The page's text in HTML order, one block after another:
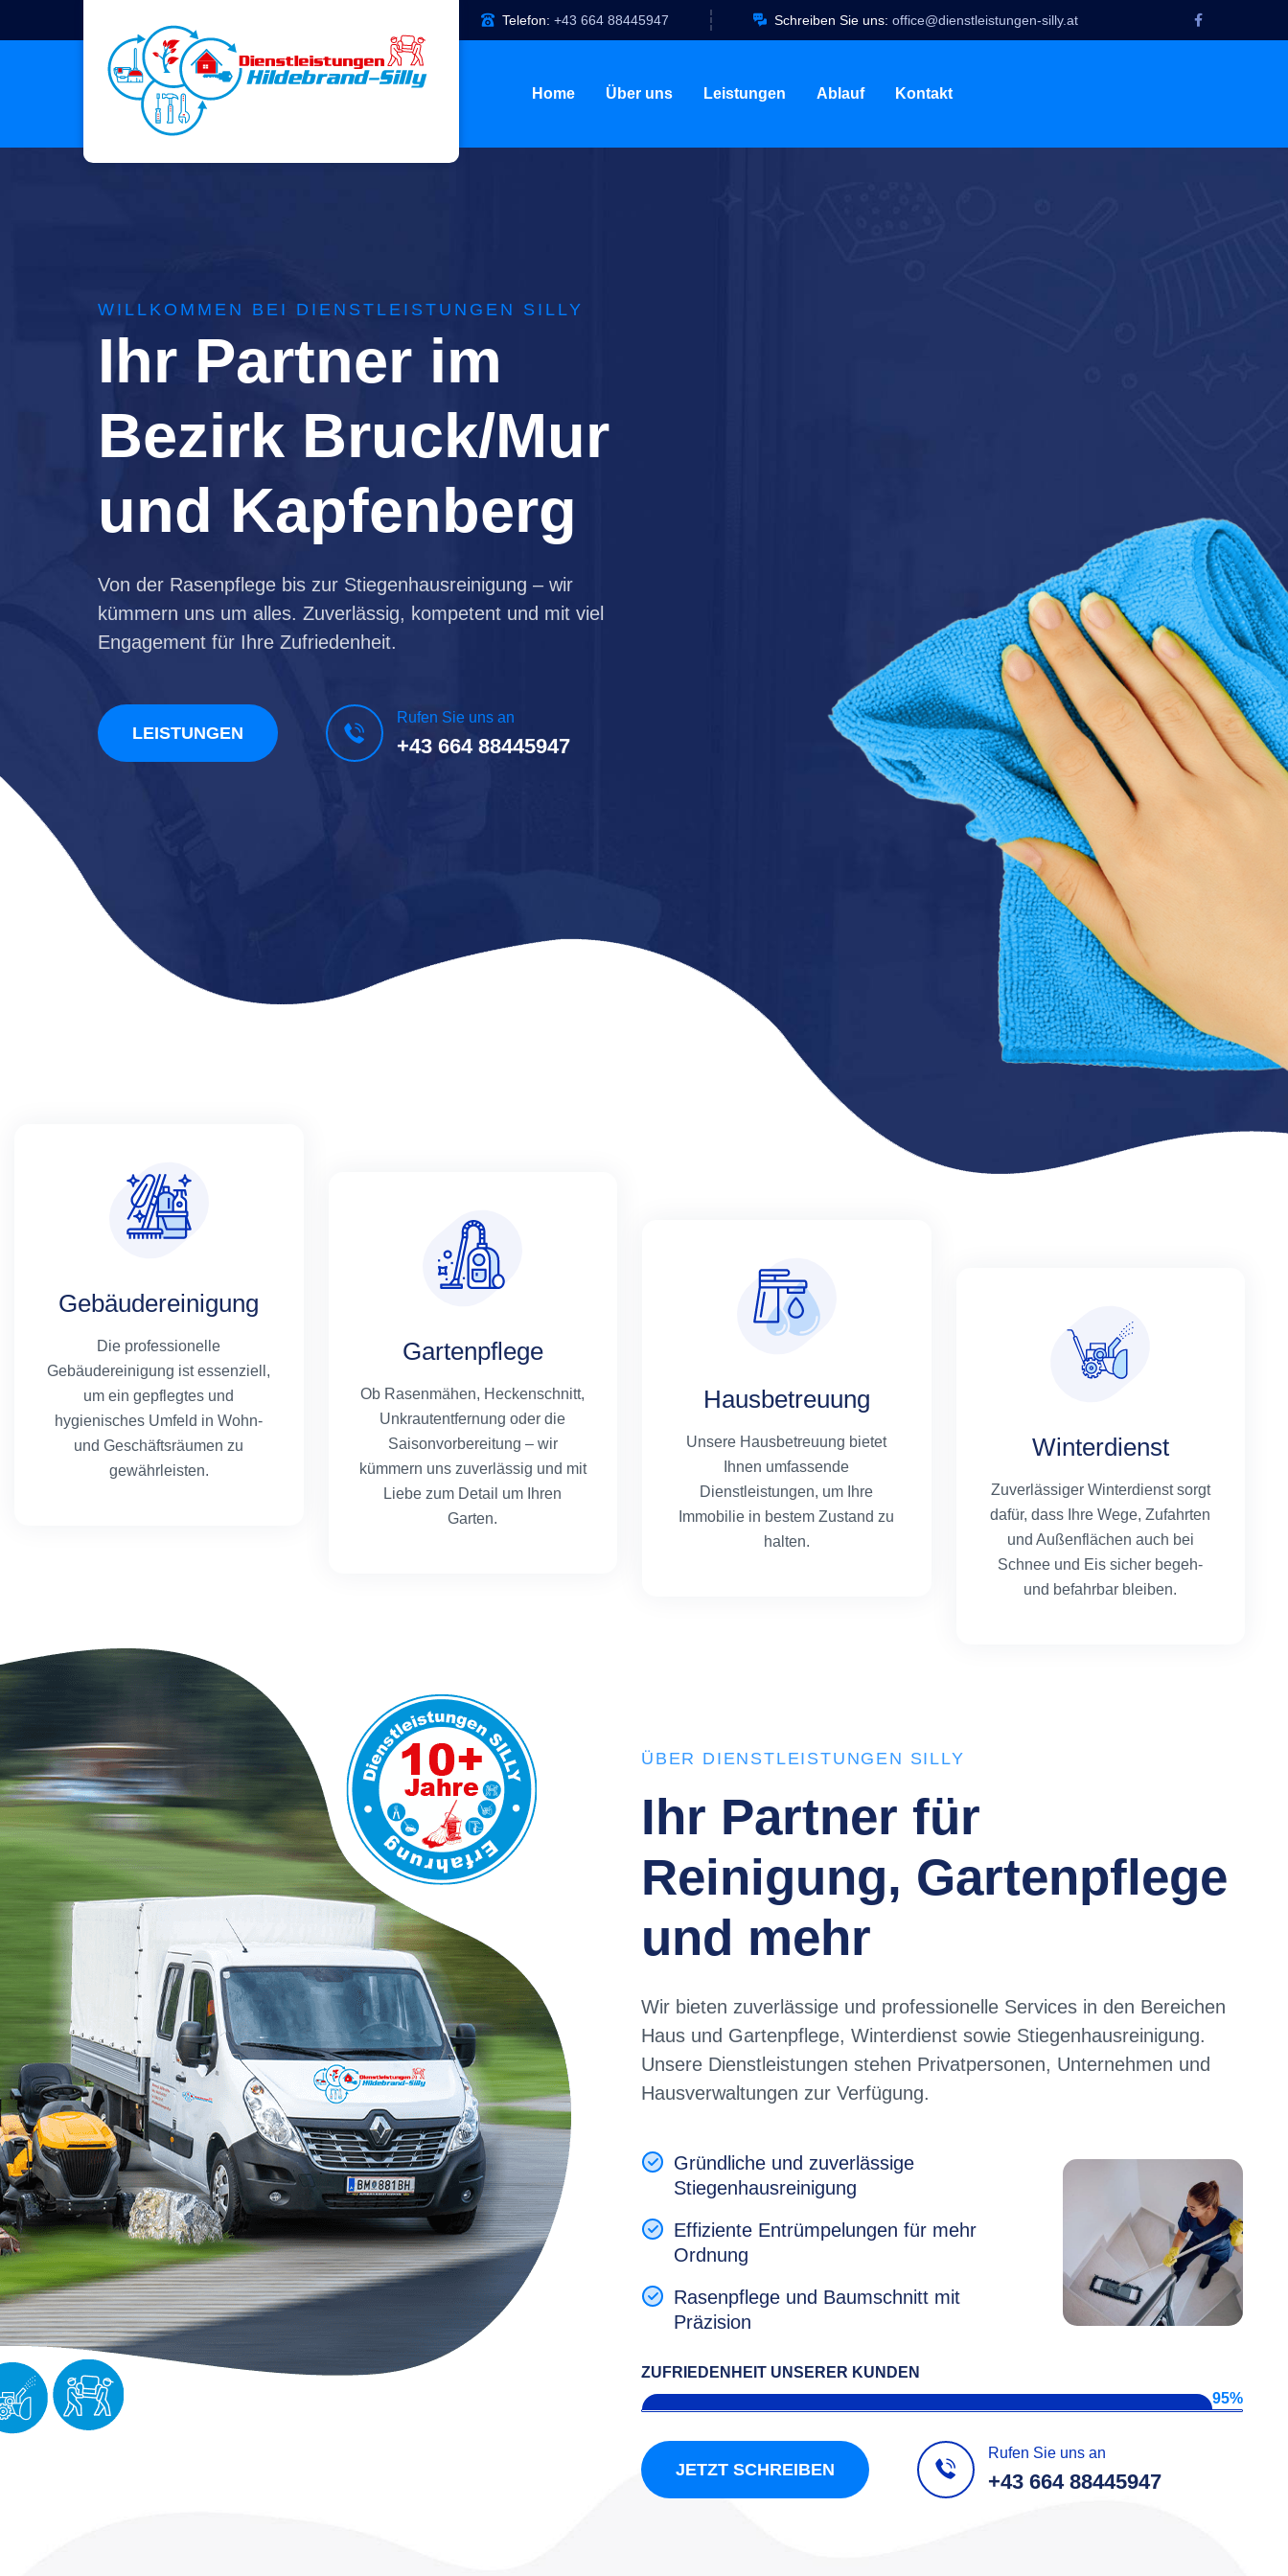
Telefon: +43 664 88445947 Schreiben Sie uns: office@dienstleistungen-silly.at
Home Über uns Leistungen Ablauf Kontakt
WILLKOMMEN BEI DIENSTLEISTUNGEN SILLY
Ihr Partner im
Bezirk Bruck/Mur
und Kapfenberg
Von der Rasenpflege bis zur Stiegenhausreinigung – wir
kümmern uns um alles. Zuverlässig, kompetent und mit viel
Engagement für Ihre Zufriedenheit.
LEISTUNGEN
Rufen Sie uns an
+43 664 88445947
Gebäudereinigung
Die professionelle
Gebäudereinigung ist essenziell,
um ein gepflegtes und
hygienisches Umfeld in Wohn-
und Geschäftsräumen zu
gewährleisten.
Gartenpflege
Ob Rasenmähen, Heckenschnitt,
Unkrautentfernung oder die
Saisonvorbereitung – wir
kümmern uns zuverlässig und mit
Liebe zum Detail um Ihren
Garten.
Hausbetreuung
Unsere Hausbetreuung bietet
Ihnen umfassende
Dienstleistungen, um Ihre
Immobilie in bestem Zustand zu
halten.
Winterdienst
Zuverlässiger Winterdienst sorgt
dafür, dass Ihre Wege, Zufahrten
und Außenflächen auch bei
Schnee und Eis sicher begeh-
und befahrbar bleiben.
ÜBER DIENSTLEISTUNGEN SILLY
Ihr Partner für
Reinigung, Gartenpflege
und mehr
Wir bieten zuverlässige und professionelle Services in den Bereichen
Haus und Gartenpflege, Winterdienst sowie Stiegenhausreinigung.
Unsere Dienstleistungen stehen Privatpersonen, Unternehmen und
Hausverwaltungen zur Verfügung.
Gründliche und zuverlässige
Stiegenhausreinigung
Effiziente Entrümpelungen für mehr
Ordnung
Rasenpflege und Baumschnitt mit
Präzision
ZUFRIEDENHEIT UNSERER KUNDEN
95%
JETZT SCHREIBEN
Rufen Sie uns an
+43 664 88445947